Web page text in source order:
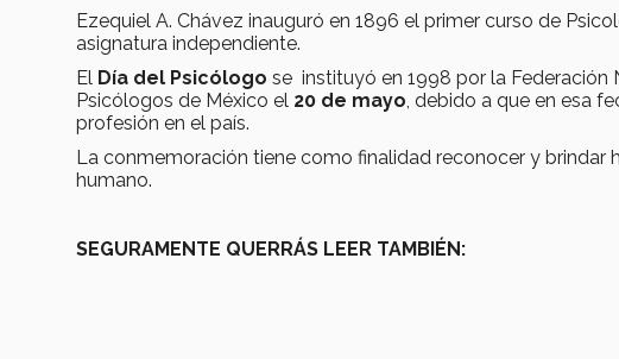
Ezequiel A. Chávez inauguró en 1896 el primer curso de
asignatura independiente.
El Día del Psicólogo se instituyó en 1998 por la Federación
Psicólogos de México el 20 de mayo, debido a que en esa
profesión en el país.
La conmemoración tiene como finalidad reconocer y
humano.
SEGURAMENTE QUERRÁS LEER TAMBIÉN: